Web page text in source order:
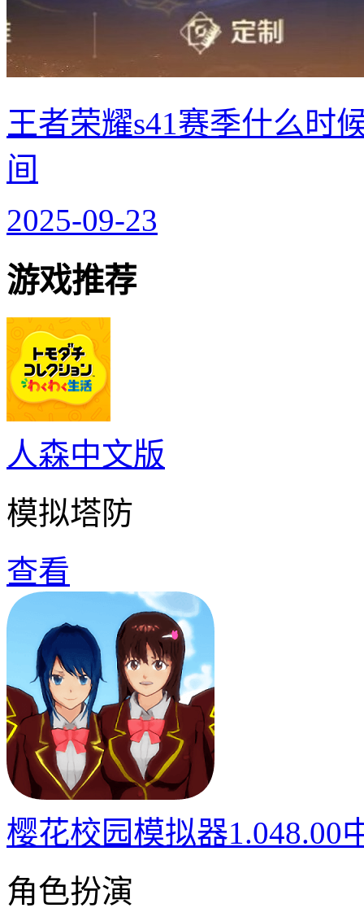
王者荣耀s41赛季什么时
间
2025-09-23
游戏推荐
人森中文版
模拟塔防
查看
樱花校园模拟器1.048.00
角色扮演